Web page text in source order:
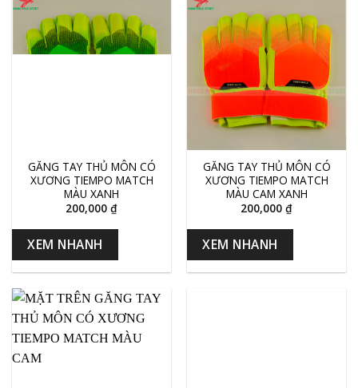
GĂNG TAY THỦ MÔN CÓ
XƯƠNG TIEMPO MATCH
MÀU XANH
200,000 ₫
XEM NHANH
GĂNG TAY THỦ MÔN CÓ
XƯƠNG TIEMPO MATCH
MÀU CAM XANH
200,000 ₫
XEM NHANH